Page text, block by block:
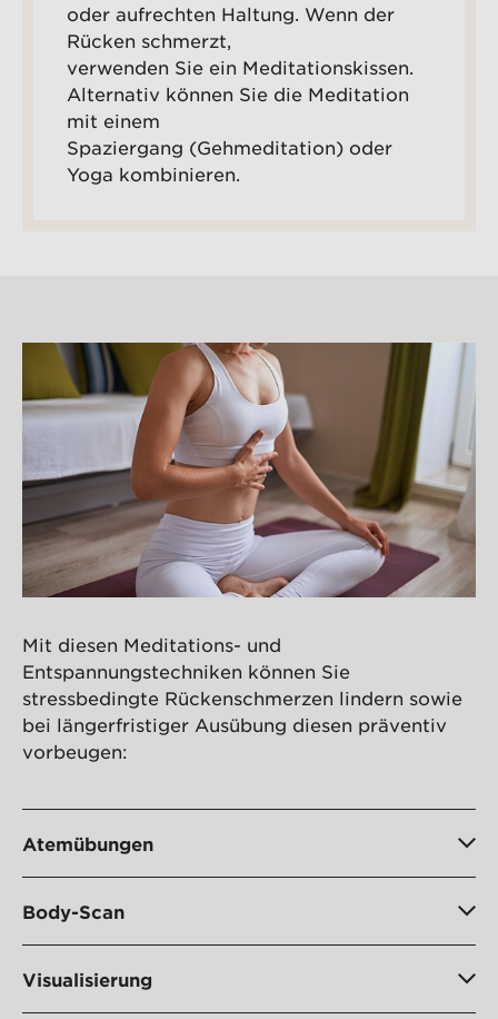
oder aufrechten Haltung. Wenn der
Rücken schmerzt,
verwenden Sie ein Meditationskissen.
Alternativ können Sie die Meditation
mit einem
Spaziergang (Gehmeditation) oder
Yoga kombinieren.
Mit diesen Meditations- und
Entspannungstechniken können Sie
stressbedingte Rückenschmerzen lindern sowie
bei längerfristiger Ausübung diesen präventiv
vorbeugen:
Atemübungen
Body-Scan
Visualisierung